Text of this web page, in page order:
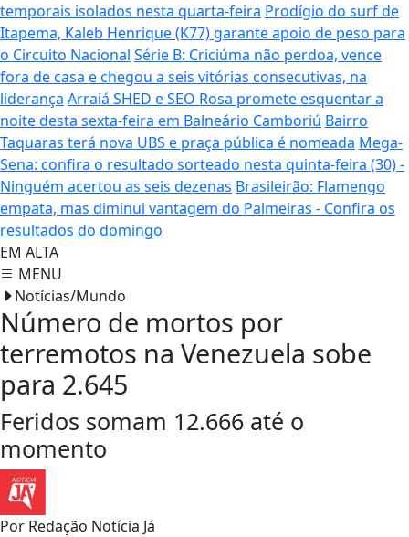
temporais isolados nesta quarta-feira Prodígio do surf de
Itapema, Kaleb Henrique (K77) garante apoio de peso para
o Circuito Nacional Série B: Criciúma não perdoa, vence
fora de casa e chegou a seis vitórias consecutivas, na
liderança Arraiá SHED e SEO Rosa promete esquentar a
noite desta sexta-feira em Balneário Camboriú Bairro
Taquaras terá nova UBS e praça pública é nomeada Mega-
Sena: confira o resultado sorteado nesta quinta-feira (30) -
Ninguém acertou as seis dezenas Brasileirão: Flamengo
empata, mas diminui vantagem do Palmeiras - Confira os
resultados do domingo
EM ALTA
MENU
Notícias/Mundo
Número de mortos por
terremotos na Venezuela sobe
para 2.645
Feridos somam 12.666 até o
momento
Por Redação Notícia Já